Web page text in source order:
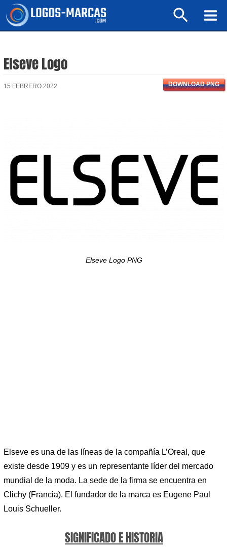
Buscar
Elseve Logo
15 FEBRERO 2022 DOWNLOAD PNG
Elseve Logo PNG
Elseve es una de las líneas de la compañía L’Oreal, que
existe desde 1909 y es un representante líder del mercado
mundial de la moda. La sede de la firma se encuentra en
Clichy (Francia). El fundador de la marca es Eugene Paul
Louis Schueller.
SIGNIFICADO E HISTORIA